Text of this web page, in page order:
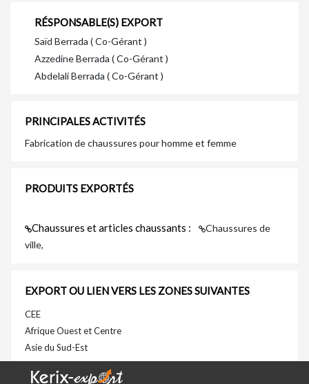
RÉSPONSABLE(S) EXPORT
Saïd Berrada ( Co-Gérant )
Azzedine Berrada ( Co-Gérant )
Abdelali Berrada ( Co-Gérant )
PRINCIPALES ACTIVITÉS
Fabrication de chaussures pour homme et femme
PRODUITS EXPORTÉS
Chaussures et articles chaussants :
Chaussures de
ville,
EXPORT OU LIEN VERS LES ZONES SUIVANTES
CEE
Afrique Ouest et Centre
Asie du Sud-Est